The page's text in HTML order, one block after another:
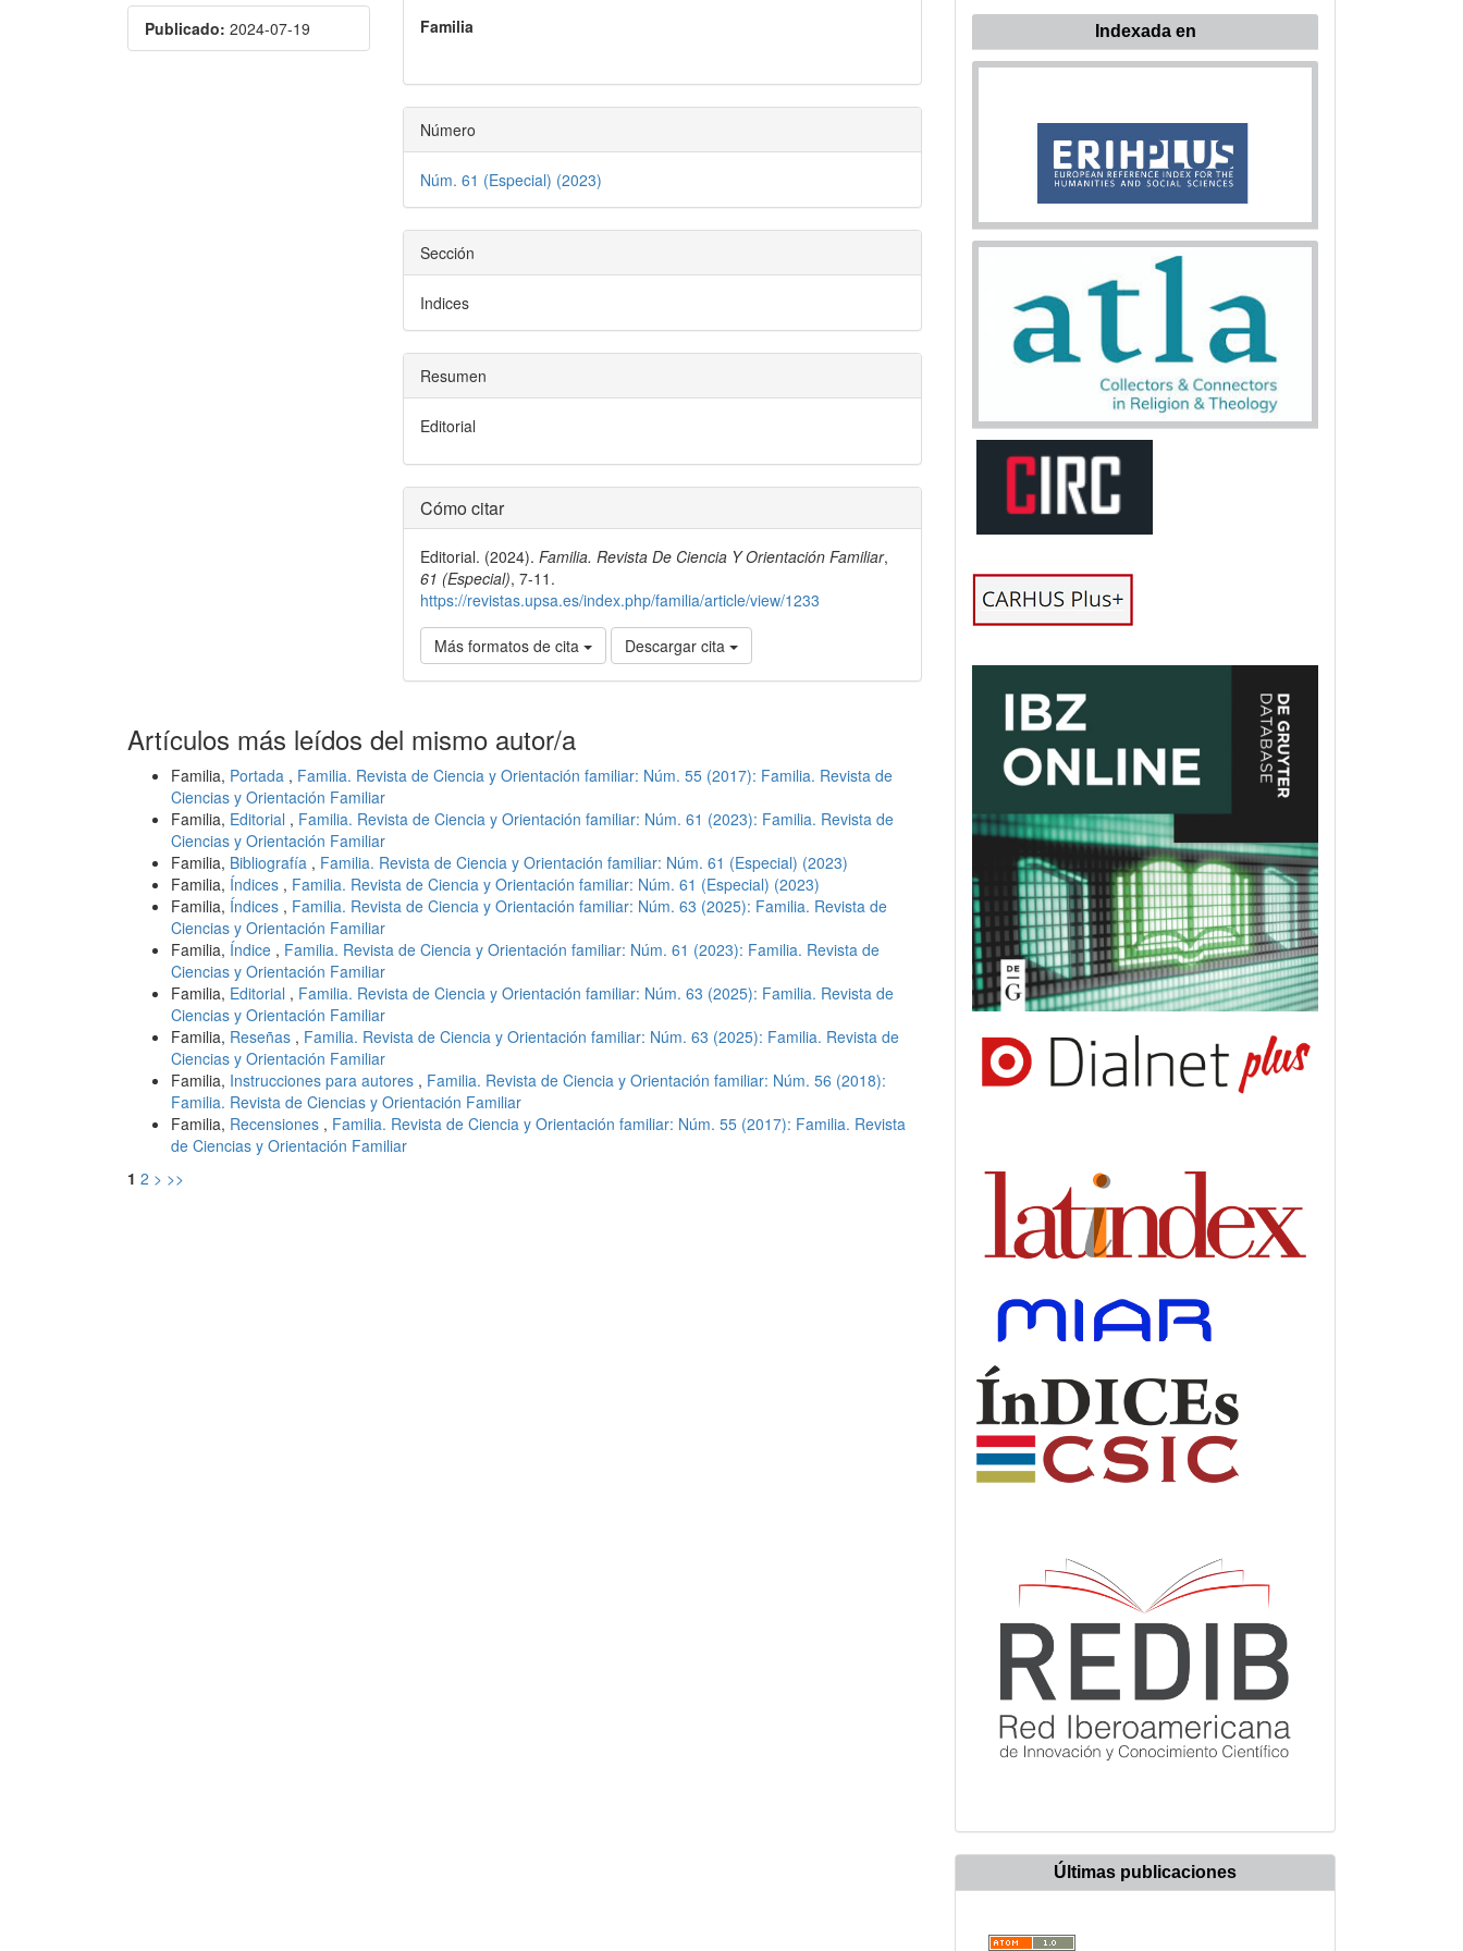
del
Publicado: 2024-07-19 del
artículo
Familia
Número
Núm. 61 (Especial) (2023)
Sección
Indices
Resumen
Editorial
Detalles
del
artículo
Cómo citar
Editorial. (2024).Familia. Revista De Ciencia Y Orientación Familiar,
61 (Especial), 7-11.
https://revistas.upsa.es/index.php/familia/article/view/1233
Más formatos de cita Descargar cita
Artículos más leídos del mismo autor/a
Familia, Portada , Familia. Revista de Ciencia y Orientación familiar: Núm. 55 (2017): Familia. Revista de
Ciencias y Orientación Familiar
Familia, Editorial , Familia. Revista de Ciencia y Orientación familiar: Núm. 61 (2023): Familia. Revista de
Ciencias y Orientación Familiar
Familia, Bibliografía , Familia. Revista de Ciencia y Orientación familiar: Núm. 61 (Especial) (2023)
Familia, Índices , Familia. Revista de Ciencia y Orientación familiar: Núm. 61 (Especial) (2023)
Familia, Índices , Familia. Revista de Ciencia y Orientación familiar: Núm. 63 (2025): Familia. Revista de
Ciencias y Orientación Familiar
Familia, Índice , Familia. Revista de Ciencia y Orientación familiar: Núm. 61 (2023): Familia. Revista de
Ciencias y Orientación Familiar
Familia, Editorial , Familia. Revista de Ciencia y Orientación familiar: Núm. 63 (2025): Familia. Revista de
Ciencias y Orientación Familiar
Familia, Reseñas , Familia. Revista de Ciencia y Orientación familiar: Núm. 63 (2025): Familia. Revista de
Ciencias y Orientación Familiar
Familia, Instrucciones para autores , Familia. Revista de Ciencia y Orientación familiar: Núm. 56 (2018):
Familia. Revista de Ciencias y Orientación Familiar
Familia, Recensiones , Familia. Revista de Ciencia y Orientación familiar: Núm. 55 (2017): Familia. Revista
de Ciencias y Orientación Familiar
1 2 > >>
Indexada en
Últimas publicaciones